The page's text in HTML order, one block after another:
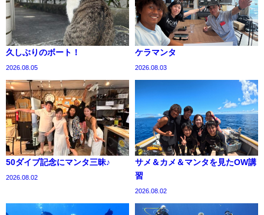
久しぶりのボート！
2026.08.05
ケラマンタ
2026.08.03
50ダイブ記念にマンタ三昧♪
2026.08.02
サメ＆カメ＆マンタを見たOW講
習
2026.08.02